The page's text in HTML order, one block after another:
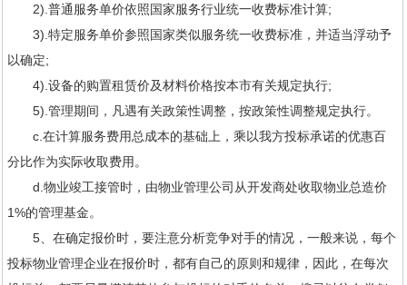
2).普通服务单价依照国家服务行业统一收费标准计算;
3).特定服务单价参照国家类似服务统一收费标准，并适当浮动予
以确定;
4).设备的购置租赁价及材料价格按本市有关规定执行;
5).管理期间，凡遇有关政策性调整，按政策性调整规定执行。
c.在计算服务费用总成本的基础上，乘以我方投标承诺的优惠百
分比作为实际收取费用。
d.物业竣工接管时，由物业管理公司从开发商处收取物业总造价
1%的管理基金。
5、在确定报价时，要注意分析竞争对手的情况，一般来说，每个
投标物业管理企业在报价时，都有自己的原则和规律，因此，在每次